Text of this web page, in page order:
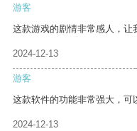
游客
这款游戏的剧情非常感人，让
2024-12-13
游客
这款软件的功能非常强大，可
2024-12-13